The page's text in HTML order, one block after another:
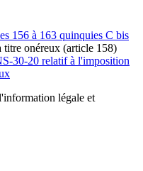
156 à 163 quinquies C bis
titre onéreux (article 158)
30-20 relatif à l'imposition
légale et